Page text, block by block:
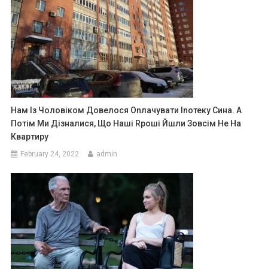
Нам Із Чоловіком Довелося Оnлачувати Іnотеку Сина. А
Потім Ми Дізналися, Що Наші Rроші Йшли Зовсім Не На
Квартиру
February 24, 2022 admin